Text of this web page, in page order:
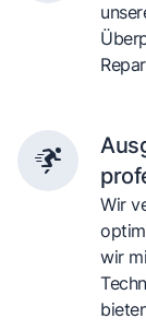
Wir
wir